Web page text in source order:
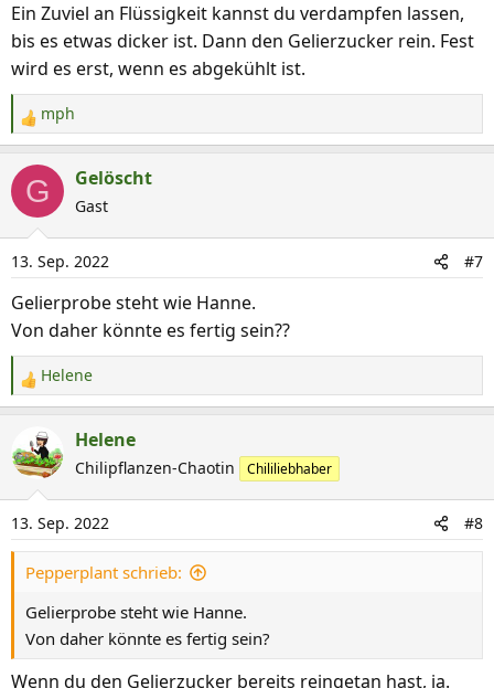
Ein Zuviel an Flüssigkeit kannst du verdampfen lassen,
bis es etwas dicker ist. Dann den Gelierzucker rein. Fest
wird es erst, wenn es abgekühlt ist.
R
e
a
t
i
o
n
e
n
mph
G Gelöscht
Gast
13. Sep. 2022 #7
Gelierprobe steht wie Hanne.
Von daher könnte es fertig sein??
R
e
k
i
o
n
e
n
Helene
Helene
Chilipflanzen-Chaotin Chililiebhaber
13. Sep. 2022 #8
Pepperplant schrieb:
Gelierprobe steht wie Hanne.
Von daher könnte es fertig sein?
Wenn du den Gelierzucker bereits reingetan hast, ja.